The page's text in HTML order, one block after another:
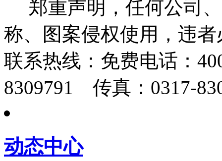
郑重声明，任何公司
称、图案侵权使用，违
联系热线： 免费电话：
8309791 传真：0317-
动态中心